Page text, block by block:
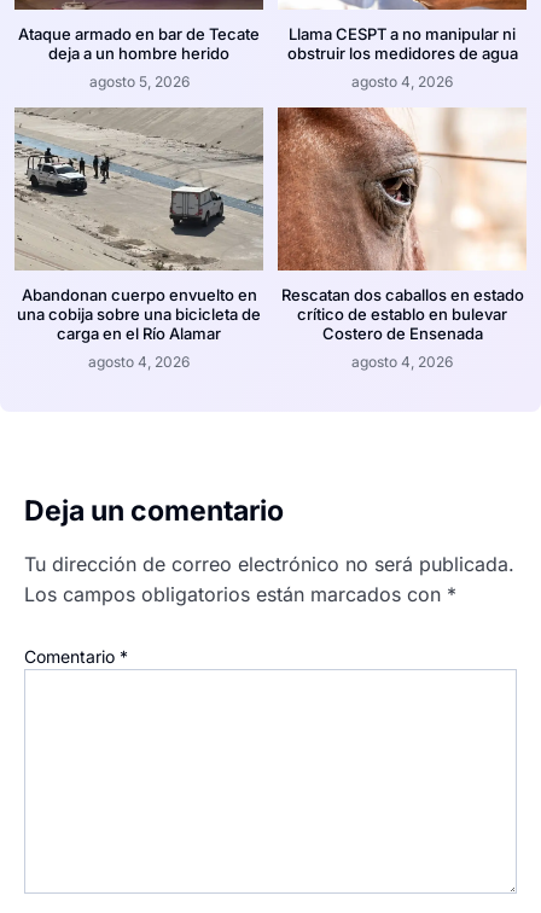
Ataque armado en bar de Tecate
deja a un hombre herido
agosto 5, 2026
Llama CESPT a no manipular ni
obstruir los medidores de agua
agosto 4, 2026
Abandonan cuerpo envuelto en
una cobija sobre una bicicleta de
carga en el Río Alamar
agosto 4, 2026
Rescatan dos caballos en estado
crítico de establo en bulevar
Costero de Ensenada
agosto 4, 2026
Deja un comentario
Tu dirección de correo electrónico no será publicada.
Los campos obligatorios están marcados con *
Comentario *